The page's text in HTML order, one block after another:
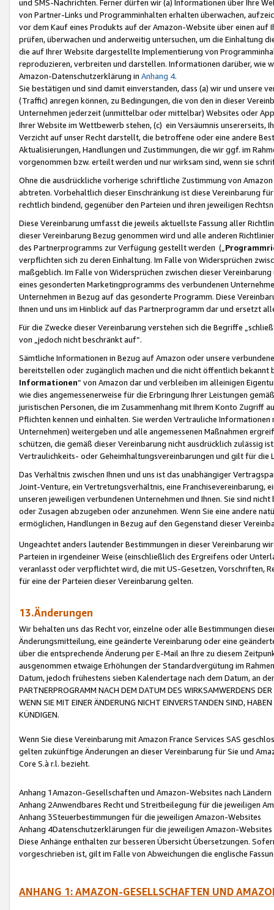
und SMS-Nachrichten. Ferner dürfen wir (a) Informationen über Ihre
von Partner-Links und Programminhalten erhalten überwachen,
vor dem Kauf eines Produkts auf der Amazon-Website über einen
prüfen, überwachen und anderweitig untersuchen, um die Einhaltung
die auf Ihrer Website dargestellte Implementierung von
reproduzieren, verbreiten und darstellen. Informationen darüber, wie
Amazon-Datenschutzerklärung in Anhang 4.
Sie bestätigen und sind damit einverstanden, dass (a) wir und
(Traffic) anregen können, zu Bedingungen, die von den in dieser
Unternehmen jederzeit (unmittelbar oder mittelbar) Websites oder
Ihrer Website im Wettbewerb stehen, (c) ein Versäumnis unsererseits,
Verzicht auf unser Recht darstellt, die betroffene oder eine andere
Aktualisierungen, Handlungen und Zustimmungen, die wir ggf. im
vorgenommen bzw. erteilt werden und nur wirksam sind, wenn sie
Ohne die ausdrückliche vorherige schriftliche Zustimmung von
abtreten. Vorbehaltlich dieser Einschränkung ist diese Vereinbarung
rechtlich bindend, gegenüber den Parteien und ihren jeweiligen
Diese Vereinbarung umfasst die jeweils aktuellste Fassung aller
dieser Vereinbarung Bezug genommen wird und alle anderen
des Partnerprogramms zur Verfügung gestellt werden („
verpflichten sich zu deren Einhaltung. Im Falle von Widersprüchen
maßgeblich. Im Falle von Widersprüchen zwischen dieser
eines gesonderten Marketingprogramms des verbundenen
Unternehmen in Bezug auf das gesonderte Programm. Diese
Ihnen und uns im Hinblick auf das Partnerprogramm dar und ersetzt
Für die Zwecke dieser Vereinbarung verstehen sich die Begriffe
von „jedoch nicht beschränkt auf“.
Sämtliche Informationen in Bezug auf Amazon oder unsere
bereitstellen oder zugänglich machen und die nicht öffentlich
Informationen“ von Amazon dar und verbleiben im alleinigen
wie dies angemessenerweise für die Erbringung Ihrer Leistungen
juristischen Personen, die im Zusammenhang mit Ihrem Konto
Pflichten kennen und einhalten. Sie werden Vertrauliche
Unternehmen) weitergeben und alle angemessenen Maßnahmen
schützen, die gemäß dieser Vereinbarung nicht ausdrücklich zulässig
Vertraulichkeits- oder Geheimhaltungsvereinbarungen und gilt für die
Das Verhältnis zwischen Ihnen und uns ist das unabhängiger
Joint-Venture, ein Vertretungsverhältnis, eine Franchisevereinbarung,
unseren jeweiligen verbundenen Unternehmen und Ihnen. Sie sind
oder Zusagen abzugeben oder anzunehmen. Wenn Sie eine andere
ermöglichen, Handlungen in Bezug auf den Gegenstand dieser
Ungeachtet anders lautender Bestimmungen in dieser Vereinbarung
Parteien in irgendeiner Weise (einschließlich des Ergreifens oder
veranlasst oder verpflichtet wird, die mit US-Gesetzen, Vorschriften,
für eine der Parteien dieser Vereinbarung gelten.
13.Änderungen
Wir behalten uns das Recht vor, einzelne oder alle Bestimmungen
Änderungsmitteilung, eine geänderte Vereinbarung oder eine
über die entsprechende Änderung per E-Mail an Ihre zu diesem
ausgenommen etwaige Erhöhungen der Standardvergütung im
Datum, jedoch frühestens sieben Kalendertage nach dem Datum, an
PARTNERPROGRAMM NACH DEM DATUM DES WIRKSAMWERDENS
WENN SIE MIT EINER ÄNDERUNG NICHT EINVERSTANDEN SIND,
KÜNDIGEN.
Wenn Sie diese Vereinbarung mit Amazon France Services SAS
gelten zukünftige Änderungen an dieser Vereinbarung für Sie und
Core S.à r.l. bezieht.
Anhang 1Amazon-Gesellschaften und Amazon-Websites nach Ländern
Anhang 2Anwendbares Recht und Streitbeilegung für die jeweiligen
Anhang 3Steuerbestimmungen für die jeweiligen Amazon-Websites
Anhang 4Datenschutzerklärungen für die jeweiligen Amazon-Websites
Diese Anhänge enthalten zur besseren Übersicht Übersetzungen.
vorgeschrieben ist, gilt im Falle von Abweichungen die englische
ANHANG 1: AMAZON-GESELLSCHAFTEN UND